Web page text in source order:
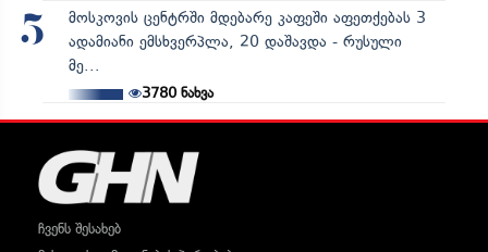
5
მოსკოვის ცენტრში მდებარე კაფეში აფეთქებას 3
ადამიანი ემსხვერპლა, 20 დაშავდა - რუსული
მე...
3780ნახვა
ჩვენს შესახებ